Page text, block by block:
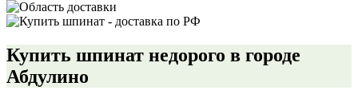
Купить шпинат недорого в городе
Абдулино